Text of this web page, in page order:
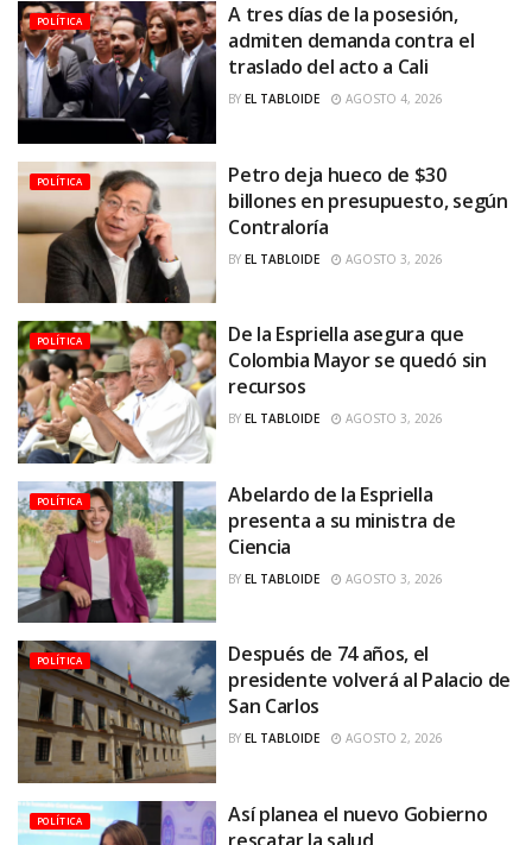
POLÍTICA
A tres días de la posesión,
admiten demanda contra el
traslado del acto a Cali
BY EL TABLOIDE AGOSTO 4, 2026
POLÍTICA
Petro deja hueco de $30
billones en presupuesto, según
Contraloría
BY EL TABLOIDE AGOSTO 3, 2026
POLÍTICA
De la Espriella asegura que
Colombia Mayor se quedó sin
recursos
BY EL TABLOIDE AGOSTO 3, 2026
POLÍTICA
Abelardo de la Espriella
presenta a su ministra de
Ciencia
BY EL TABLOIDE AGOSTO 3, 2026
POLÍTICA
Después de 74 años, el
presidente volverá al Palacio de
San Carlos
BY EL TABLOIDE AGOSTO 2, 2026
POLÍTICA
Así planea el nuevo Gobierno